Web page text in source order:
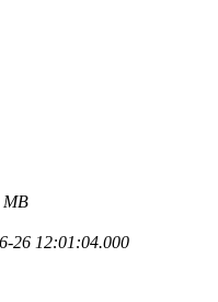
MB
26 12:01:04.000